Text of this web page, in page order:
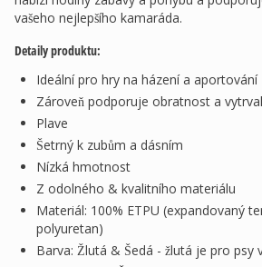
vašeho nejlepšího kamaráda.
Detaily produktu:
Ideální pro hry na házení a aportování
Zároveň podporuje obratnost a
Plave
Šetrný k zubům a dásním
Nízká hmotnost
Z odolného & kvalitního materiálu
Materiál: 100% ETPU (expandovaný
polyuretan)
Barva: Žlutá & Šedá - žlutá je pro psy